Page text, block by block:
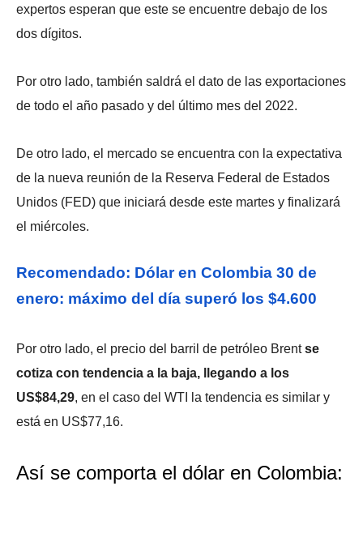
expertos esperan que este se encuentre debajo de los
dos dígitos.
Por otro lado, también saldrá el dato de las exportaciones
de todo el año pasado y del último mes del 2022.
De otro lado, el mercado se encuentra con la expectativa
de la nueva reunión de la Reserva Federal de Estados
Unidos (FED) que iniciará desde este martes y finalizará
el miércoles.
Recomendado: Dólar en Colombia 30 de
enero: máximo del día superó los $4.600
Por otro lado, el precio del barril de petróleo Brentse
cotiza con tendencia a la baja, llegando a los
US$84,29, en el caso del WTI la tendencia es similar y
está en US$77,16.
Así se comporta el dólar en Colombia: